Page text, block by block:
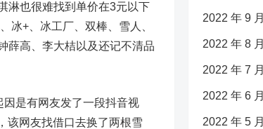
也很难找到单价在3元以下
冰+、冰工厂、双棒、雪人、
薛高、李大桔以及还记不清品
是有网友发了一段抖音视
该网友找借口去换了两根雪
2022 年 9 月
2022 年 8 月
2022 年 7 月
2022 年 6 月
2022 年 5 月